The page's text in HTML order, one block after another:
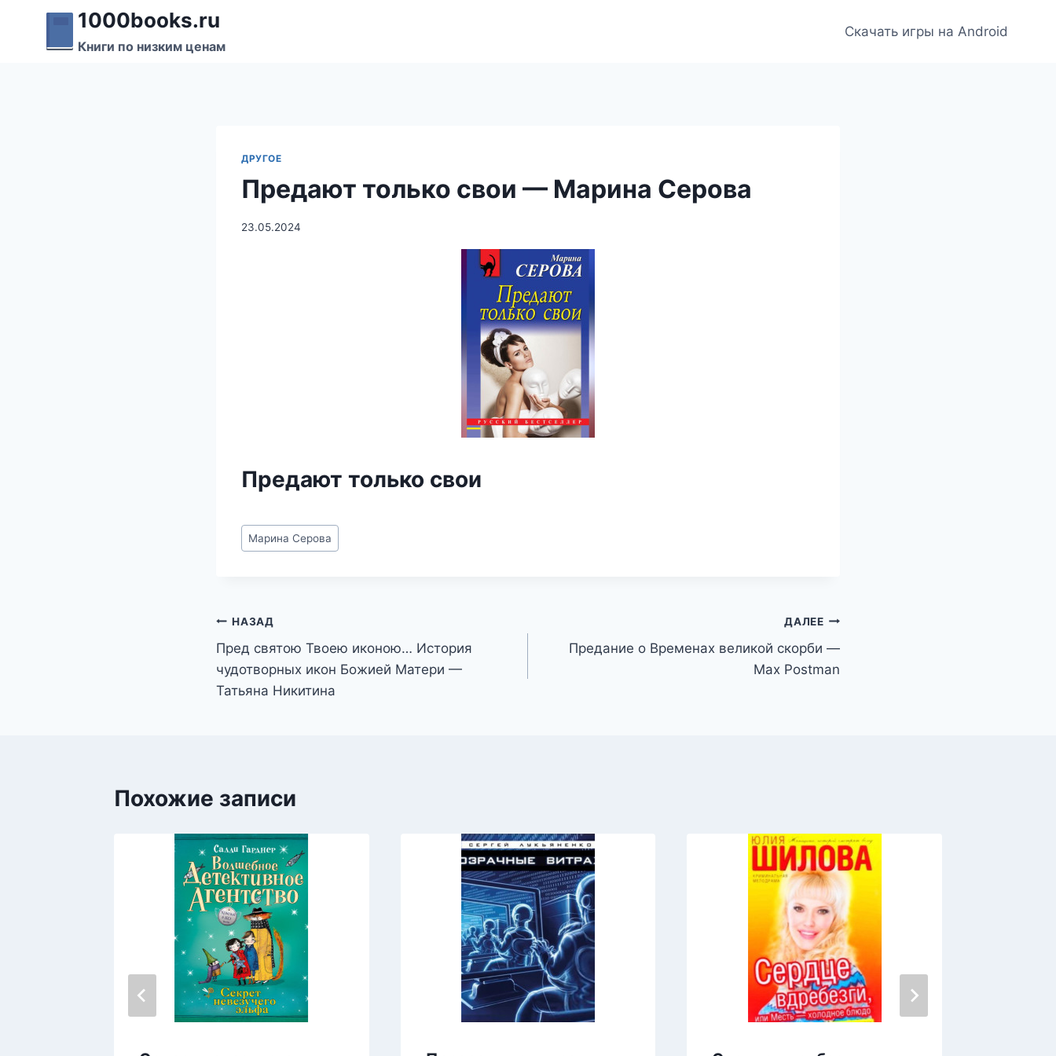
Перейти
содержимому
1000books.ru
Книги по низким ценам
Скачать игры на Android
ДРУГОЕ
Предают только свои — Марина Серова
23.05.2024
Предают только свои
Метки
записи:
Марина Серова
Навигация
по
записям
НАЗАД
Пред святою Твоею иконою… История
чудотворных икон Божией Матери —
Татьяна Никитина
ДАЛЕЕ
Предание о Временах великой скорби —
Max Postman
Похожие записи